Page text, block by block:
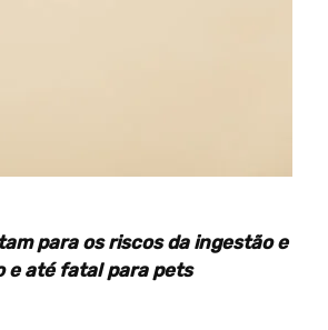
para os riscos da ingestão e
e até fatal para pets